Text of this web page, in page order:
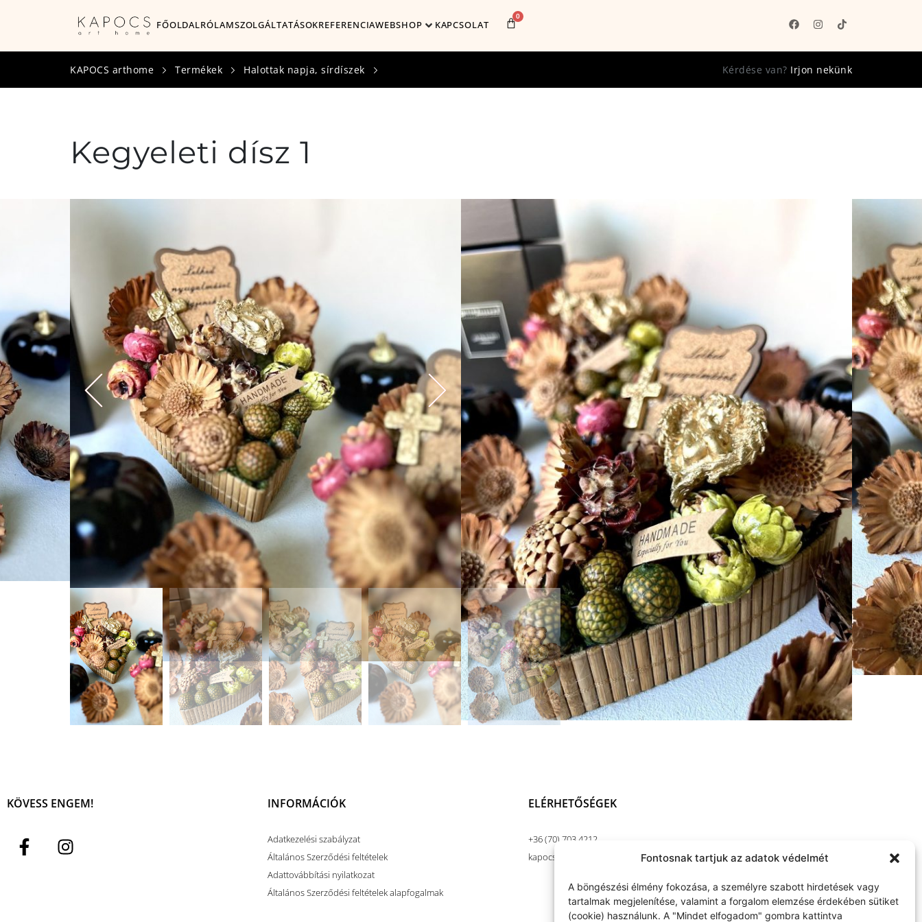
Fontosnak tartjuk az adatok védelmét
A böngészési élmény fokozása, a személyre szabott hirdetések vagy
tartalmak megjelenítése, valamint a forgalom elemzése érdekében sütiket
(cookie) használunk. A "Mindet elfogadom" gombra kattintva
FŐOLDALRÓLAMSZOLGÁLTATÁSOKREFERENCIAWEBSHOP KAPCSOLAT
0
KAPOCS arthome Termékek Halottak napja, sírdíszek Kérdése van? Irjon nekünk
Kegyeleti dísz 1
1316
Méret:
4,690
2 készleten
KOSÁRBA TESZEM
EGYEDI DARABOK, ÁRNYALATBELI KÜLÖNBSÉGEK VANNAK
KÖVESS ENGEM! INFORMÁCIÓK
Adatkezelési szabályzat
Általános Szerződési feltételek
Adattovábbítási nyilatkozat
Általános Szerződési feltételek alapfogalmak
ELÉRHETŐSÉGEK
+36 (70) 703 4212
kapocsart@kapocsarthome.com